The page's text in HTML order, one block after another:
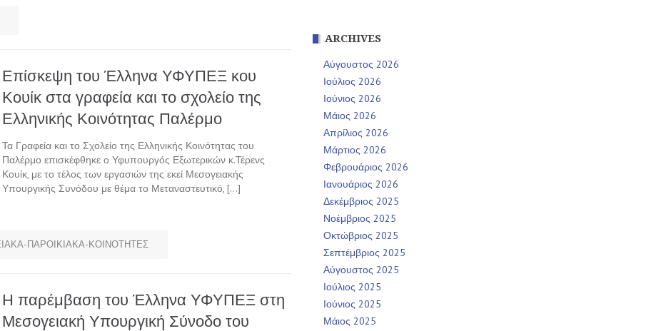
Επίσκεψη του Έλληνα ΥΦΥΠΕΞ κου
Κουίκ στα γραφεία και το σχολείο της
Ελληνικής Κοινότητας Παλέρμο
Τα Γραφεία και το Σχολείο της Ελληνικής Κοινότητας του
Παλέρμο επισκέφθηκε ο Υφυπουργός Εξωτερικών κ.Τέρενς
Κουίκ, με το τέλος των εργασιών της εκεί Μεσογειακής
Υπουργικής Συνόδου με θέμα το Μεταναστευτικό, […]
ΠΑΡΟΙΚΙΑΚΑ-ΚΟΙΝΟΤΗΤΕΣ
Η παρέμβαση του Έλληνα ΥΦΥΠΕΞ στη
Μεσογειακή Υπουργική Σύνοδο του
ARCHIVES
Αύγουστος 2026
Ιούλιος 2026
Ιούνιος 2026
Μάιος 2026
Απρίλιος 2026
Μάρτιος 2026
Φεβρουάριος 2026
Ιανουάριος 2026
Δεκέμβριος 2025
Νοέμβριος 2025
Οκτώβριος 2025
Σεπτέμβριος 2025
Αύγουστος 2025
Ιούλιος 2025
Ιούνιος 2025
Μάιος 2025